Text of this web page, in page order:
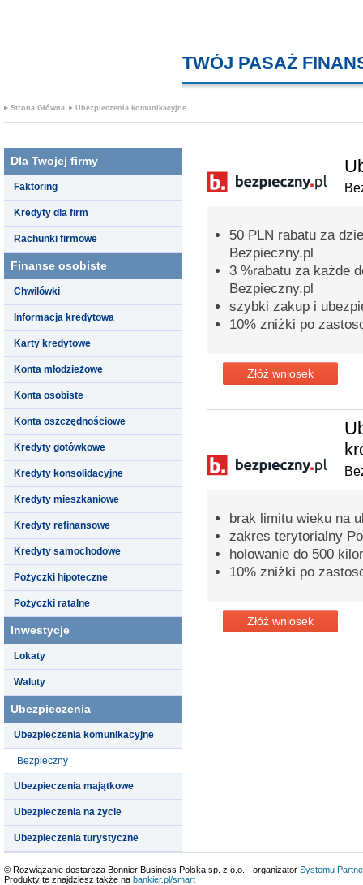
TWÓJ PASAŻ
Strona Główna Ubezpieczenia komunikacyjne
Dla Twojej firmy
Faktoring
Kredyty dla firm
Rachunki firmowe
Finanse osobiste
Chwilówki
Informacja kredytowa
Karty kredytowe
Konta młodzieżowe
Konta osobiste
Konta oszczędnościowe
Kredyty gotówkowe
Kredyty konsolidacyjne
Kredyty mieszkaniowe
Kredyty refinansowe
Kredyty samochodowe
Pożyczki hipoteczne
Pożyczki ratalne
Inwestycje
Lokaty
Waluty
Ubezpieczenia
Ubezpieczenia komunikacyjne
Bezpieczny
Ubezpieczenia majątkowe
Ubezpieczenia na życie
Ubezpieczenia turystyczne
50 PLN rabatu za
Bezpieczny.pl
3 %rabatu za każde
Bezpieczny.pl
szybki zakup i
10% zniżki po
Złóż wniosek
brak limitu wieku na
zakres terytorialny
holowanie do 500
10% zniżki po
Złóż wniosek
© Rozwiązanie dostarcza Bonnier Business Polska sp. z o.o. - organizator Systemu
Produkty te znajdziesz także na bankier.pl/smart